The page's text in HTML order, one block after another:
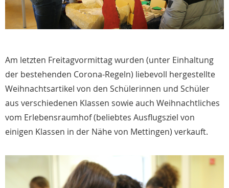
Am letzten Freitagvormittag wurden (unter Einhaltung
der bestehenden Corona-Regeln) liebevoll hergestellte
Weihnachtsartikel von den Schülerinnen und Schüler
aus verschiedenen Klassen sowie auch Weihnachtliches
vom Erlebensraumhof (beliebtes Ausflugsziel von
einigen Klassen in der Nähe von Mettingen) verkauft.